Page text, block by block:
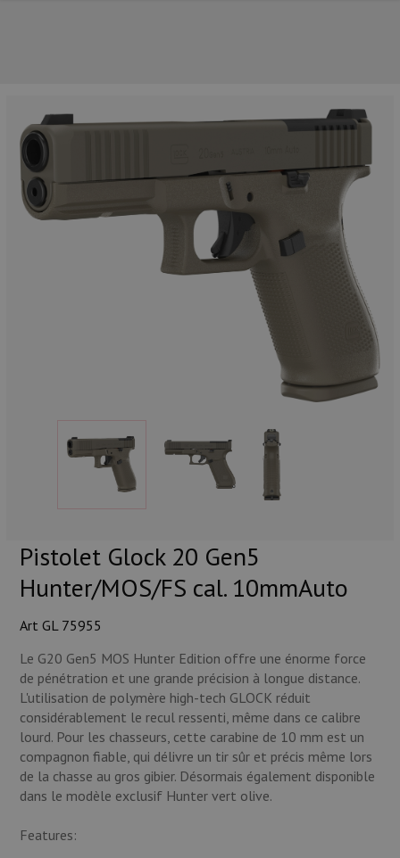
Pistolet Glock 20 Gen5
Hunter/MOS/FS cal. 10mmAuto
Art GL 75955
Le G20 Gen5 MOS Hunter Edition offre une énorme force
de pénétration et une grande précision à longue distance.
L'utilisation de polymère high-tech GLOCK réduit
considérablement le recul ressenti, même dans ce calibre
lourd. Pour les chasseurs, cette carabine de 10 mm est un
compagnon fiable, qui délivre un tir sûr et précis même lors
de la chasse au gros gibier. Désormais également disponible
dans le modèle exclusif Hunter vert olive.
Features:
NOS PRINCIPALES MARQUES
Lampes et accessoires